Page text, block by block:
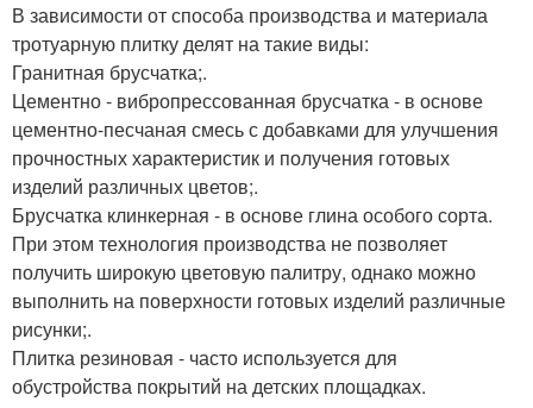
В зависимости от способа производства и материала
тротуарную плитку делят на такие виды:
Гранитная брусчатка;.
Цементно - вибропрессованная брусчатка - в основе
цементно-песчаная смесь с добавками для улучшения
прочностных характеристик и получения готовых
изделий различных цветов;.
Брусчатка клинкерная - в основе глина особого сорта.
При этом технология производства не позволяет
получить широкую цветовую палитру, однако можно
выполнить на поверхности готовых изделий различные
рисунки;.
Плитка резиновая - часто используется для
обустройства покрытий на детских площадках.